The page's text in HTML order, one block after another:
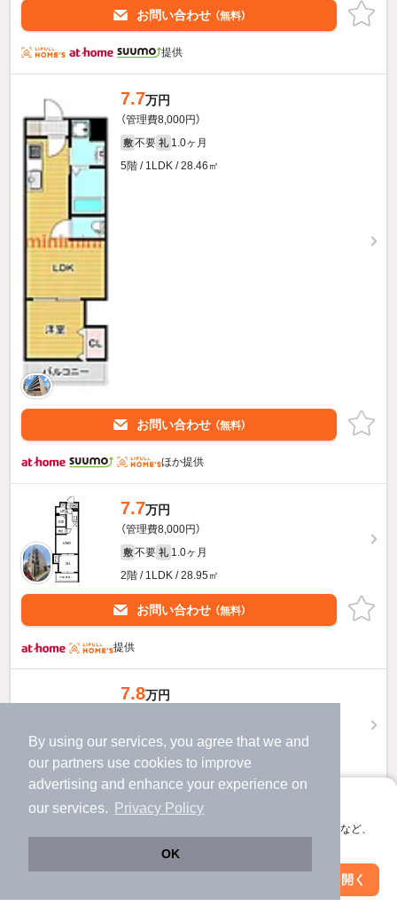
By using our services, you agree that we and
our partners use cookies to improve
advertising and enhance your experience on
our services.
Privacy Policy
OK
アプリに切り替えて、サクサクお部屋探し
会員登録なしですぐ使える。マップ検索やお気に入り保存など、
アプリを開く
お問い合わせ （無料）
提供
7.7万円
（管理費8,000円）
敷 不要 礼 1.0ヶ月
5階 / 1LDK / 28.46㎡
お問い合わせ （無料）
ほか提供
7.7万円
（管理費8,000円）
敷 不要 礼 1.0ヶ月
2階 / 1LDK / 28.95㎡
お問い合わせ （無料）
提供
7.8万円
敷 不要 礼
1.0ヶ月
3階 / 1LDK / 28.25㎡
お問い合わせ
（管理費8,000円）
絞り込み条件を変更